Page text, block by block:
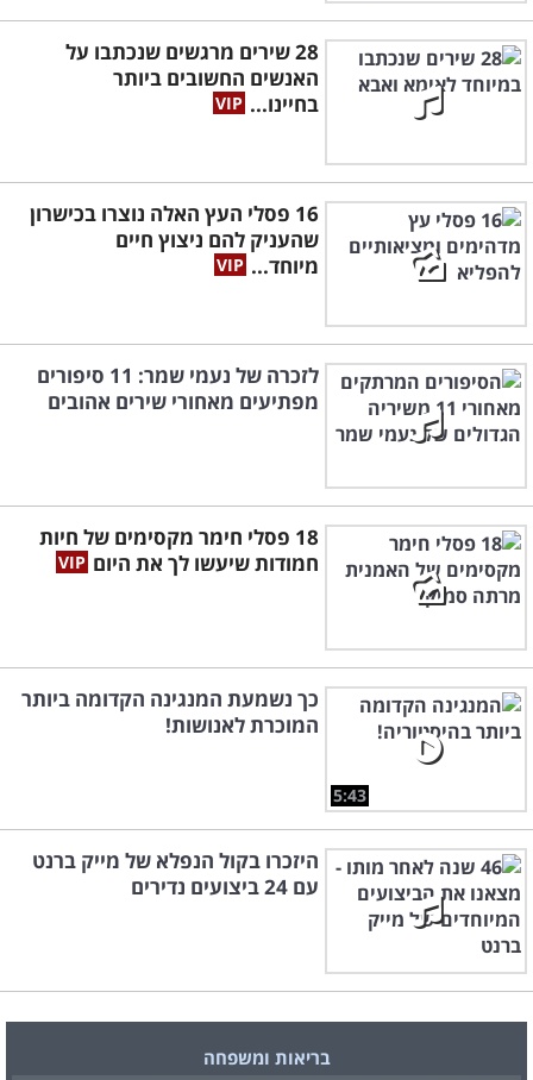
28 שירים מרגשים שנכתבו על
האנשים החשובים ביותר
בחיינו...
16 פסלי העץ האלה נוצרו בכישרון
שהעניק להם ניצוץ חיים
מיוחד...
לזכרה של נעמי שמר: 11 סיפורים
מפתיעים מאחורי שירים אהובים
18 פסלי חימר מקסימים של חיות
חמודות שיעשו לך את היום
5:43
כך נשמעת המנגינה הקדומה ביותר
המוכרת לאנושות!
היזכרו בקול הנפלא של מייק ברנט
עם 24 ביצועים נדירים
בריאות ומשפחה